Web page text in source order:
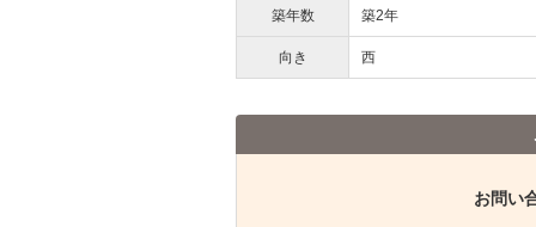
築年数 築2年
向き 西
お問い